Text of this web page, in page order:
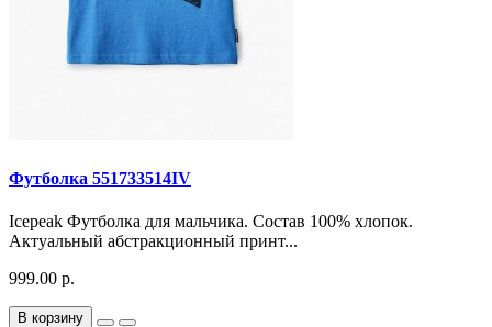
Футболка 551733514IV
Icepeak Футболка для мальчика. Состав 100% хлопок.
Актуальный абстракционный принт...
999.00 р.
В корзину